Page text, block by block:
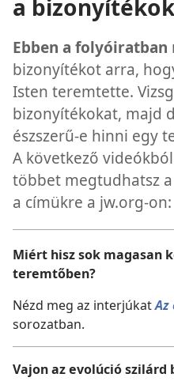
a
Ebben a folyóiratban
bizonyítékot arra,
Isten teremtette.
bizonyítékokat, majd
észszerű-e hinni egy
A következő
többet megtudhatsz
a címükre a jw.org-on:
Miért hisz sok magasan
teremtőben?
Nézd meg az interjúkat
sorozatban.
Vajon az evolúció